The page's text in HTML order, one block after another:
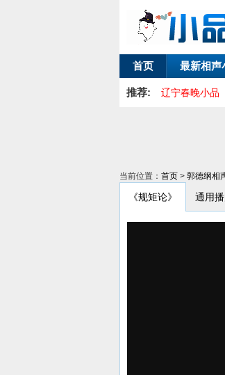
首页 最新相声
推荐: 辽宁春晚小品
当前位置： 首页 > 郭德纲相
《规矩论》 通用